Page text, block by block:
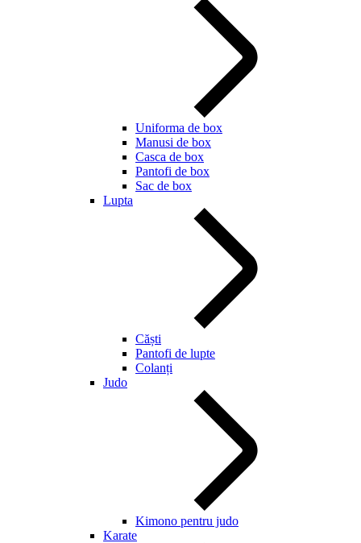
Uniforma de box
Manusi de box
Casca de box
Pantofi de box
Sac de box
Lupta
Căști
Pantofi de lupte
Colanți
Judo
Kimono pentru judo
Karate